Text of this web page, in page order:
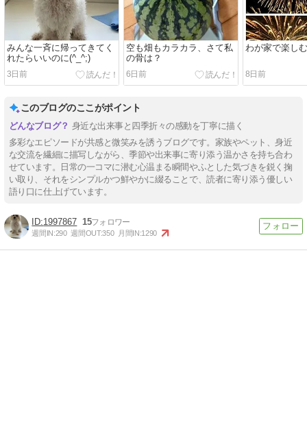
みんな一斉に帰ってきてく
れたらいいのに(^_^;)
3日前
空も畑もカラカラ、さて私
の骨は？
6日前
わが家で楽し
8日前
このブログのここがポイント
身近な出来事と四季折々の感動を丁寧に描く
多彩なエピソードが共感と微笑みを誘うブログです。家族やペット、身近
な交流を繊細に描写しながら、季節や出来事に寄り添う温かさを持ち合わ
せています。日常の一コマに潜む心温まる瞬間やふとした気づきを鋭く掬
い取り、それをシンプルかつ鮮やかに綴ることで、読者に寄り添う優しい
語り口に仕上げています。
1997867 15
週間IN:290 週間OUT:350 月間IN:1290